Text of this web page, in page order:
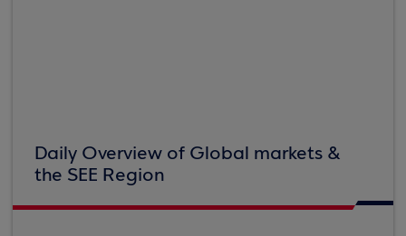
Daily Overview of Global markets &
the SEE Region